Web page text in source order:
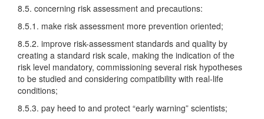
8.5. concerning risk assessment and precautions:
8.5.1. make risk assessment more prevention oriented;
8.5.2. improve risk-assessment standards and quality by
creating a standard risk scale, making the indication of the
risk level mandatory, commissioning several risk hypotheses
to be studied and considering compatibility with real-life
conditions;
8.5.3. pay heed to and protect “early warning” scientists;